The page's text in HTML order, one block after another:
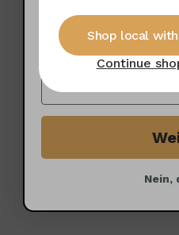
Shop local
Continue
Damit das Ganze
Nein,